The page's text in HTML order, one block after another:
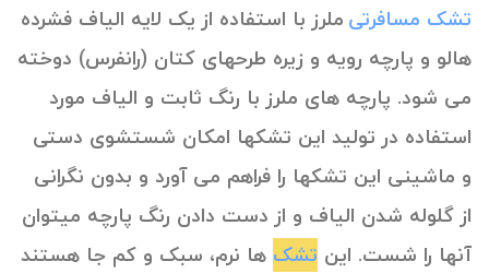
تشک مسافرتیملرز با استفاده از یک لایه الیاف فشرده
هالو و پارچه رویه و زیره طرحهای کتان (رانفرس) دوخته
می شود. پارچه های ملرز با رنگ ثابت و الیاف مورد
استفاده در تولید این تشکها امکان شستشوی دستی
و ماشینی این تشکها را فراهم می آورد و بدون نگرانی
از گلوله شدن الیاف و از دست دادن رنگ پارچه میتوان
آنها را شست. این تشک ها نرم، سبک و کم جا هستند